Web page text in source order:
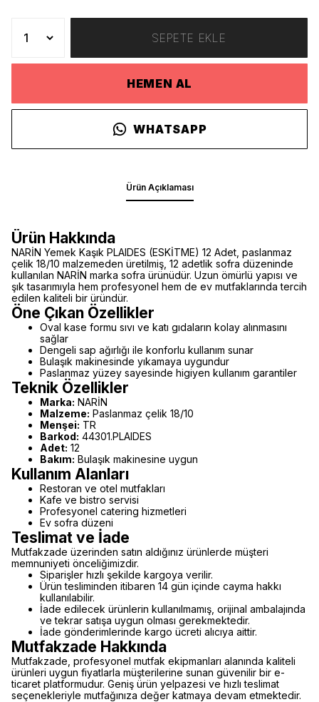
SEPETE EKLE
HEMEN AL
WHATSAPP
Ürün Açıklaması
Ürün Hakkında
NARİN Yemek Kaşık PLAIDES (ESKİTME) 12 Adet, paslanmaz
çelik 18/10 malzemeden üretilmiş, 12 adetlik sofra düzeninde
kullanılan NARİN marka sofra ürünüdür. Uzun ömürlü yapısı ve
şık tasarımıyla hem profesyonel hem de ev mutfaklarında tercih
edilen kaliteli bir üründür.
Öne Çıkan Özellikler
Oval kase formu sıvı ve katı gıdaların kolay alınmasını
sağlar
Dengeli sap ağırlığı ile konforlu kullanım sunar
Bulaşık makinesinde yıkamaya uygundur
Paslanmaz yüzey sayesinde higiyen kullanım garantiler
Teknik Özellikler
Marka: NARİN
Malzeme: Paslanmaz çelik 18/10
Menşei: TR
Barkod: 44301.PLAIDES
Adet: 12
Bakım: Bulaşık makinesine uygun
Kullanım Alanları
Restoran ve otel mutfakları
Kafe ve bistro servisi
Profesyonel catering hizmetleri
Ev sofra düzeni
Teslimat ve İade
Mutfakzade üzerinden satın aldığınız ürünlerde müşteri
memnuniyeti önceliğimizdir.
Siparişler hızlı şekilde kargoya verilir.
Ürün tesliminden itibaren 14 gün içinde cayma hakkı
kullanılabilir.
İade edilecek ürünlerin kullanılmamış, orijinal ambalajında
ve tekrar satışa uygun olması gerekmektedir.
İade gönderimlerinde kargo ücreti alıcıya aittir.
Mutfakzade Hakkında
Mutfakzade, profesyonel mutfak ekipmanları alanında kaliteli
ürünleri uygun fiyatlarla müşterilerine sunan güvenilir bir e-
ticaret platformudur. Geniş ürün yelpazesi ve hızlı teslimat
seçenekleriyle mutfağınıza değer katmaya devam etmektedir.